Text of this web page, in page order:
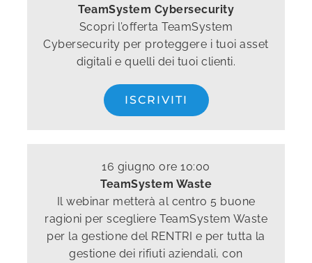
TeamSystem Cybersecurity
Scopri l’offerta TeamSystem
Cybersecurity per proteggere i tuoi asset
digitali e quelli dei tuoi clienti.
ISCRIVITI
16 giugno ore 10:00
TeamSystem Waste
Il webinar metterà al centro 5 buone
ragioni per scegliere TeamSystem Waste
per la gestione del RENTRI e per tutta la
gestione dei rifiuti aziendali, con